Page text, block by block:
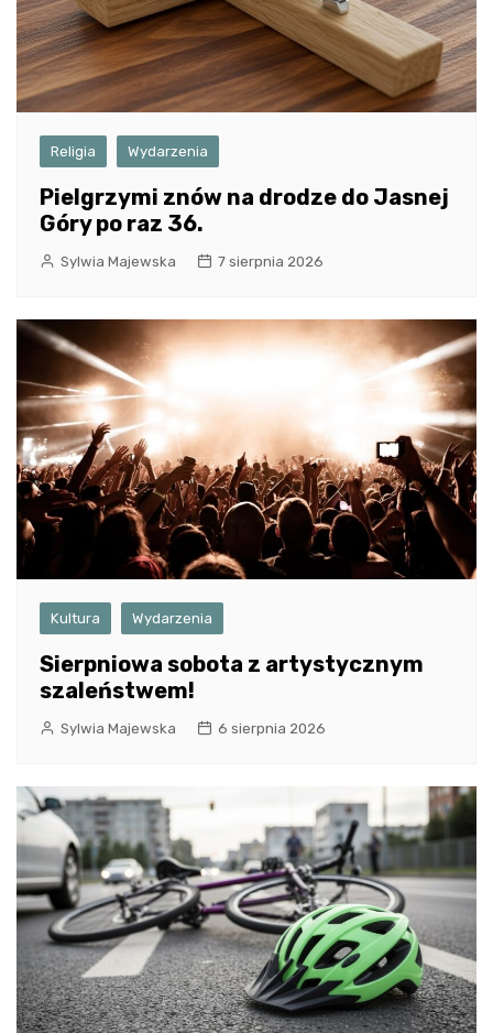
Religia Wydarzenia
Pielgrzymi znów na drodze do Jasnej
Góry po raz 36.
Sylwia Majewska 7 sierpnia 2026
Kultura Wydarzenia
Sierpniowa sobota z artystycznym
szaleństwem!
Sylwia Majewska 6 sierpnia 2026